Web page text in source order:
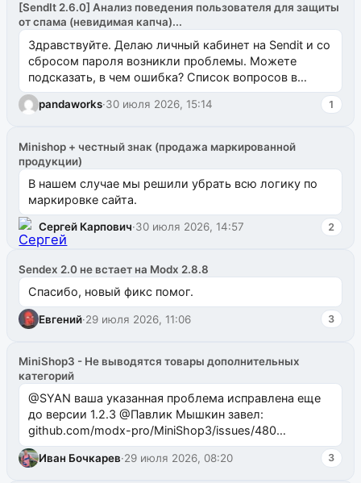
[SendIt 2.6.0] Анализ поведения пользователя для защиты
от спама (невидимая капча)...
Здравствуйте. Делаю личный кабинет на Sendit и со
сбросом пароля возникли проблемы. Можете
подсказать, в чем ошибка? Список вопросов в
одноименном разделе на modx.pro пока пуст, и,...
pandaworks·30 июля 2026, 15:14 1
Minishop + честный знак (продажа маркированной
продукции)
В нашем случае мы решили убрать всю логику по
маркировке сайта.
Сергей Карпович·30 июля 2026, 14:57 2
Sendex 2.0 не встает на Modx 2.8.8
Спасибо, новый фикс помог.
Евгений·29 июля 2026, 11:06 3
MiniShop3 - Не выводятся товары дополнительных
категорий
@SYAN ваша указанная проблема исправлена еще
до версии 1.2.3 @Павлик Мышкин завел:
github.com/modx-pro/MiniShop3/issues/480
github.com/modx-pro/MiniShop3/issues/481Исправим
в б...
Иван Бочкарев·29 июля 2026, 08:20 3